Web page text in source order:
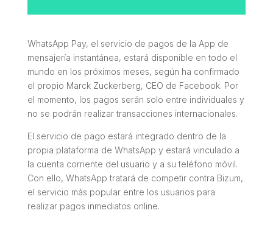
WhatsApp Pay, el servicio de pagos de la App de
mensajería instantánea, estará disponible en todo el
mundo en los próximos meses, según ha confirmado
el propio Marck Zuckerberg, CEO de Facebook. Por
el momento, los pagos serán solo entre individuales y
no se podrán realizar transacciones internacionales.
El servicio de pago estará integrado dentro de la
propia plataforma de WhatsApp y estará vinculado a
la cuenta corriente del usuario y a su teléfono móvil.
Con ello, WhatsApp tratará de competir contra Bizum,
el servicio más popular entre los usuarios para
realizar pagos inmediatos online.